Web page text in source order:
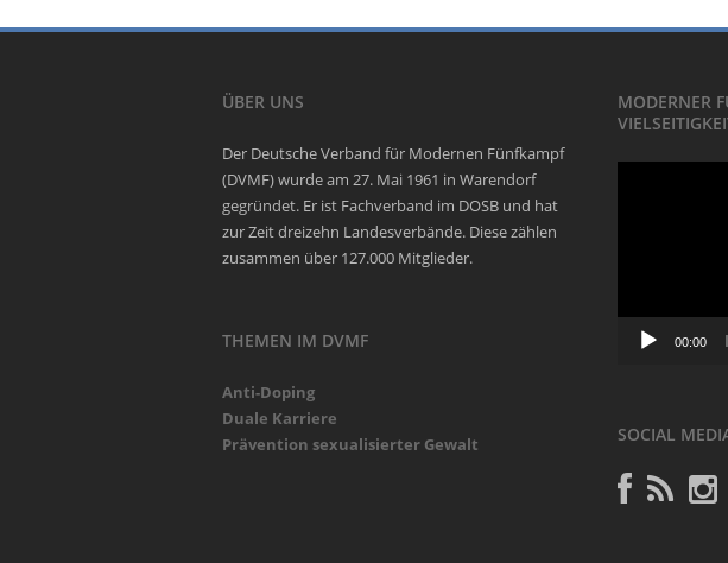
ÜBER UNS
Der Deutsche Verband für Modernen Fünfkampf
(DVMF) wurde am 27. Mai 1961 in Warendorf
gegründet. Er ist Fachverband im DOSB und hat
zur Zeit dreizehn Landesverbände. Diese zählen
zusammen über 127.000 Mitglieder.
THEMEN IM DVMF
Anti-Doping
Duale Karriere
Prävention sexualisierter Gewalt
MODERNER
00:00
SOCIAL